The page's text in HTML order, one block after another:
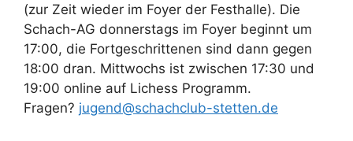
(zur Zeit wieder im Foyer der Festhalle). Die
Schach-AG donnerstags im Foyer beginnt um
17:00, die Fortgeschrittenen sind dann gegen
18:00 dran. Mittwochs ist zwischen 17:30 und
19:00 online auf Lichess Programm.
Fragen? jugend@schachclub-stetten.de